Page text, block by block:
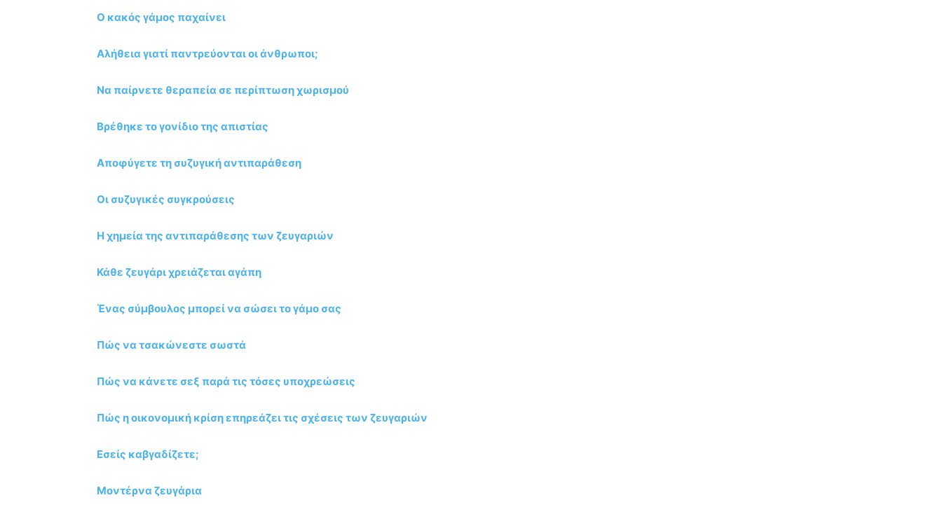
Ο κακός γάμος παχαίνει
Αλήθεια γιατί παντρεύονται οι άνθρωποι;
Να παίρνετε θεραπεία σε περίπτωση χωρισμού
Βρέθηκε το γονίδιο της απιστίας
Αποφύγετε τη συζυγική αντιπαράθεση
Οι συζυγικές συγκρούσεις
Η χημεία της αντιπαράθεσης των ζευγαριών
Κάθε ζευγάρι χρειάζεται αγάπη
Ένας σύμβουλος μπορεί να σώσει το γάμο σας
Πώς να τσακώνεστε σωστά
Πώς να κάνετε σεξ παρά τις τόσες υποχρεώσεις
Πώς η οικονομική κρίση επηρεάζει τις σχέσεις των ζευγαριών
Εσείς καβγαδίζετε;
Μοντέρνα ζευγάρια